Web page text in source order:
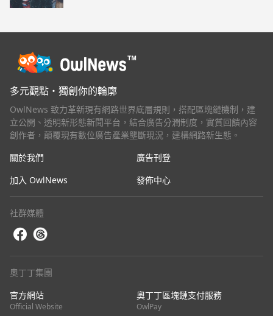
多元觀點・獨創你的輪廓
OwlNews 致力革新現有網路世界底層規則，搭配區塊鏈機制，建
立公開、透明新形態新聞平台，結合廣告分潤制度，實質回饋內容
創作者，顛覆現有數位廣告產業壟斷現況，建構網路新生態。
關於我們
廣告刊登
加入 OwlNews
發佈中心
社群媒體
奧丁丁集團
官方網站
Official Website
奧丁丁區塊鏈支付服務
OwlPay